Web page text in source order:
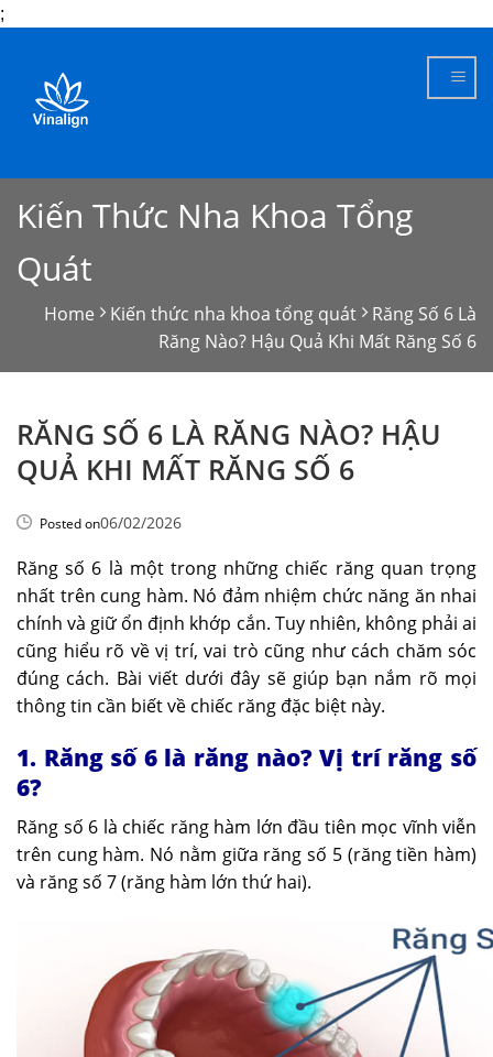
;
content
Kiến Thức Nha Khoa Tổng
Quát
Home Kiến thức nha khoa tổng quát
Răng Số 6 Là
Răng Nào? Hậu Quả Khi Mất Răng Số 6
RĂNG SỐ 6 LÀ RĂNG NÀO? HẬU
QUẢ KHI MẤT RĂNG SỐ 6
Posted on06/02/2026
Răng số 6 là một trong những chiếc răng quan trọng
nhất trên cung hàm. Nó đảm nhiệm chức năng ăn nhai
chính và giữ ổn định khớp cắn. Tuy nhiên, không phải ai
cũng hiểu rõ về vị trí, vai trò cũng như cách chăm sóc
đúng cách. Bài viết dưới đây sẽ giúp bạn nắm rõ mọi
thông tin cần biết về chiếc răng đặc biệt này.
1. Răng số 6 là răng nào? Vị trí răng số
6?
Răng số 6 là chiếc răng hàm lớn đầu tiên mọc vĩnh viễn
trên cung hàm. Nó nằm giữa răng số 5 (răng tiền hàm)
và răng số 7 (răng hàm lớn thứ hai).